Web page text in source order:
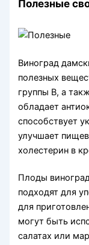
Полезные
Виноград
полезных
группы В, а
обладает
способствует
улучшает
холестерин в
Плоды
подходят для
для
могут быть
салатах или